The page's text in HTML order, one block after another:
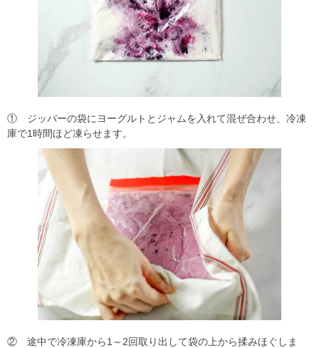
① ジッパーの袋にヨーグルトとジャムを入れて混ぜ合わせ、冷凍
庫で1時間ほど凍らせます。
② 途中で冷凍庫から1～2回取り出して袋の上から揉みほぐしま